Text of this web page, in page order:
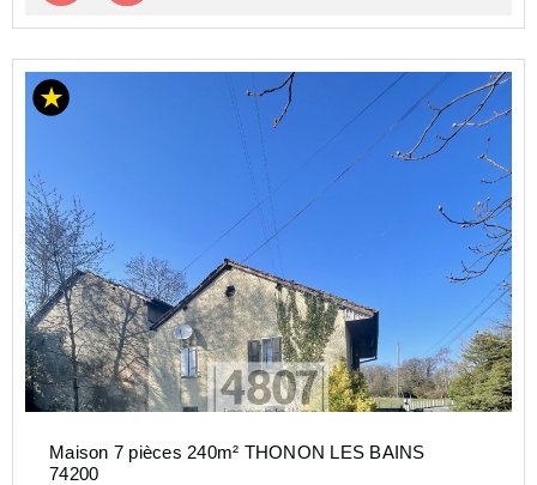
Maison 7 pièces 240m² THONON LES BAINS
74200